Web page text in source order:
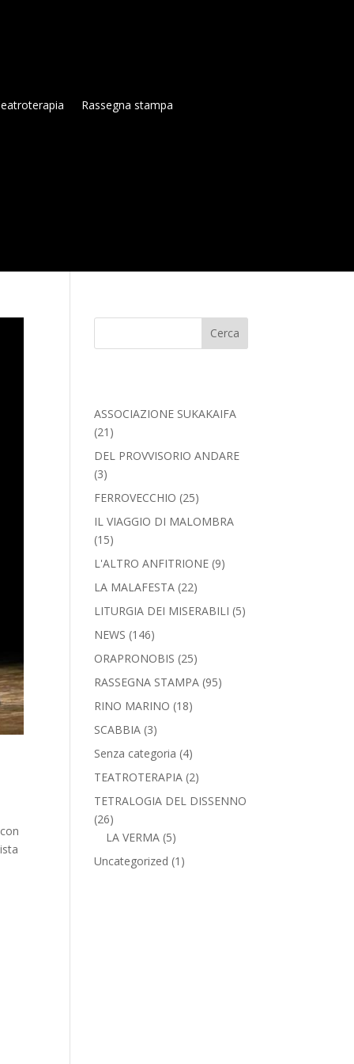
Rassegna stampa
Cerca
ASSOCIAZIONE SUKAKAIFA
(21)
DEL PROVVISORIO ANDARE
(3)
FERROVECCHIO (25)
IL VIAGGIO DI MALOMBRA
(15)
L'ALTRO ANFITRIONE (9)
LA MALAFESTA (22)
LITURGIA DEI MISERABILI (5)
NEWS (146)
ORAPRONOBIS (25)
RASSEGNA STAMPA (95)
RINO MARINO (18)
SCABBIA (3)
Senza categoria (4)
TEATROTERAPIA (2)
TETRALOGIA DEL DISSENNO
(26)
LA VERMA (5)
Uncategorized (1)